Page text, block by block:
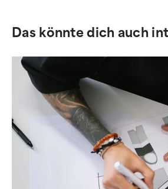
Das könnte dich auch